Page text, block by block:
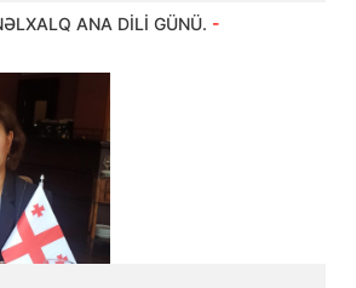
ANA DİLİ GÜNÜ. -